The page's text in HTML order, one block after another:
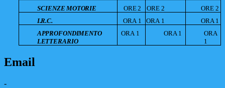
SCIENZE MOTORIE ORE2 ORE 2 ORE 2
I.R.C.
ORA 1 ORA 1 ORA 1
APPROFONDIMENTO
LETTERARIO
ORA 1 ORA 1
ORA
1
Email
-